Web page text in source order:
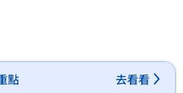
點 去看看